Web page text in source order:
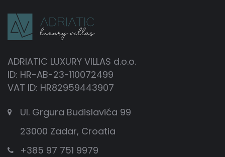
ADRIATIC LUXURY VILLAS d.o.o.
ID: HR-AB-23-110072499
VAT ID: HR82959443907
Ul. Grgura Budislavića 99
23000 Zadar, Croatia
+385 97 751 9979